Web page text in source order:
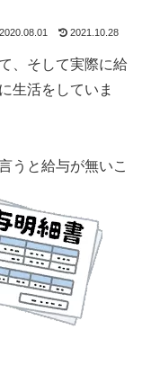
2020.08.01 2021.10.28
、そして実際に給
生活をしていま
うと給与が無いこ